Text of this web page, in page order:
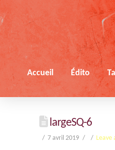
Accueil Édito
largeSQ-6
7 avril 2019 Leave